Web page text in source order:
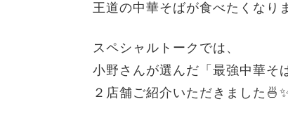
王道の中華そばが食べたくなり
スペシャルトークでは、
小野さんが選んだ「最強中華そ
２店舗ご紹介いただきました